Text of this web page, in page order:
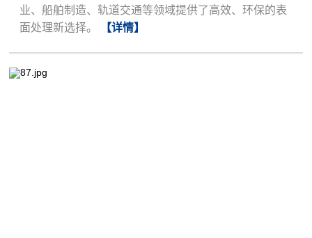
业、船舶制造、轨道交通等领域提供了高效、环保的表
面处理新选择。
【详情】